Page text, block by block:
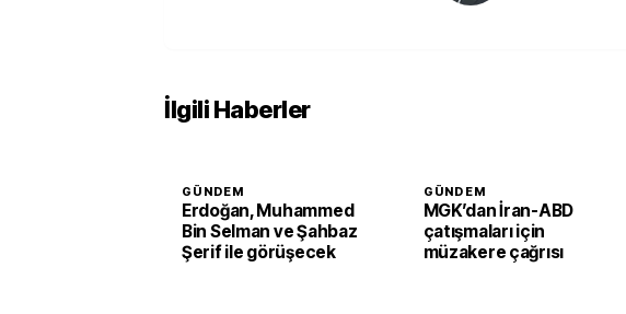
İlgili Haberler
GÜNDEM
Erdoğan, Muhammed
Bin Selman ve Şahbaz
Şerif ile görüşecek
GÜNDEM
MGK’dan İran-ABD
çatışmaları için
müzakere çağrısı